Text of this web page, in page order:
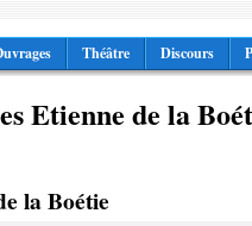
Théâtre Discours
Etienne de la
la Boétie